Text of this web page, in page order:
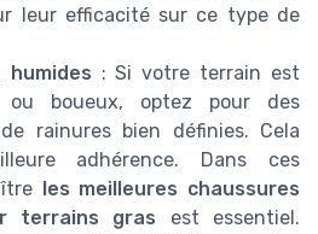
leur efficacité sur ce type de
: Si votre terrain est
ou boueux, optez pour des
rainures bien définies. Cela
adhérence. Dans ces
les meilleures chaussures
terrains gras est essentiel.